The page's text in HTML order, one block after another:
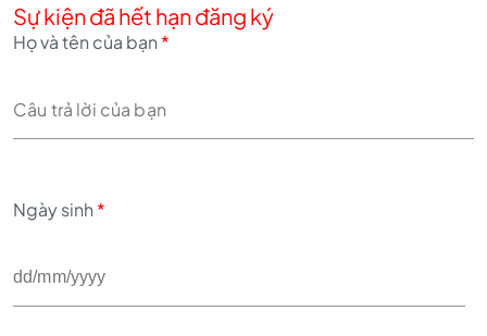
Sự kiện đã hết hạn đăng ký
Họ và tên của bạn *
Ngày sinh *